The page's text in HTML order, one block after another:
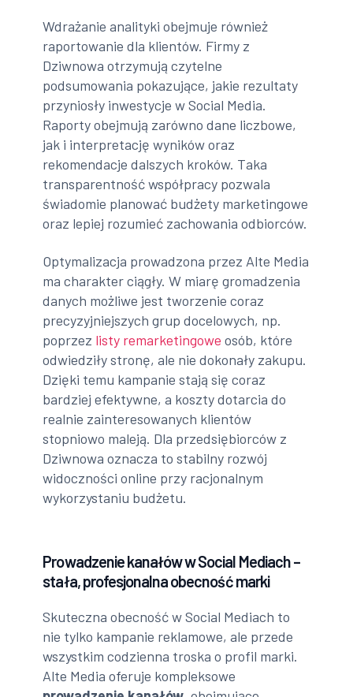
Wdrażanie analityki obejmuje również
raportowanie dla klientów. Firmy z
Dziwnowa otrzymują czytelne
podsumowania pokazujące, jakie rezultaty
przyniosły inwestycje w Social Media.
Raporty obejmują zarówno dane liczbowe,
jak i interpretację wyników oraz
rekomendacje dalszych kroków. Taka
transparentność współpracy pozwala
świadomie planować budżety marketingowe
oraz lepiej rozumieć zachowania odbiorców.
Optymalizacja prowadzona przez Alte Media
ma charakter ciągły. W miarę gromadzenia
danych możliwe jest tworzenie coraz
precyzyjniejszych grup docelowych, np.
poprzez listy remarketingowe osób, które
odwiedziły stronę, ale nie dokonały zakupu.
Dzięki temu kampanie stają się coraz
bardziej efektywne, a koszty dotarcia do
realnie zainteresowanych klientów
stopniowo maleją. Dla przedsiębiorców z
Dziwnowa oznacza to stabilny rozwój
widoczności online przy racjonalnym
wykorzystaniu budżetu.
Prowadzenie kanałów w Social Mediach –
stała, profesjonalna obecność marki
Skuteczna obecność w Social Mediach to
nie tylko kampanie reklamowe, ale przede
wszystkim codzienna troska o profil marki.
Alte Media oferuje kompleksowe